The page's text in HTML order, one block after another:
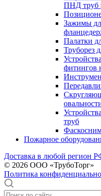
ПНД труб
Зажимы
Палатки
Труборез
фитингов
труб
Пожарное
Доставка в любой регион
© 2026 ООО «ТрубоТорг»
Политика